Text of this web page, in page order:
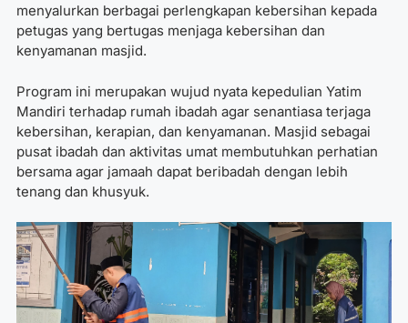
menyalurkan berbagai perlengkapan kebersihan kepada
petugas yang bertugas menjaga kebersihan dan
kenyamanan masjid.
Program ini merupakan wujud nyata kepedulian Yatim
Mandiri terhadap rumah ibadah agar senantiasa terjaga
kebersihan, kerapian, dan kenyamanan. Masjid sebagai
pusat ibadah dan aktivitas umat membutuhkan perhatian
bersama agar jamaah dapat beribadah dengan lebih
tenang dan khusyuk.